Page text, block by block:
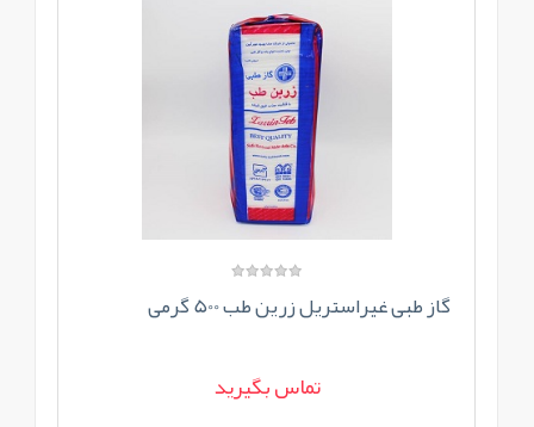
گاز طبی غیراستریل زرین طب 500 گرمی
تماس بگیرید